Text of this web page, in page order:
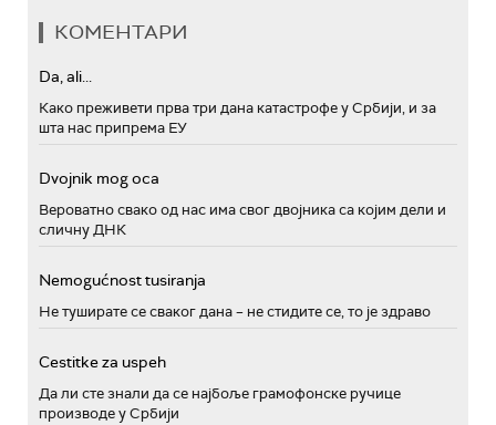
КОМЕНТАРИ
Da, ali...
Како преживети прва три дана катастрофе у Србији, и за
шта нас припрема ЕУ
Dvojnik mog oca
Вероватно свако од нас има свог двојника са којим дели и
сличну ДНК
Nemogućnost tusiranja
Не туширате се сваког дана – не стидите се, то је здраво
Cestitke za uspeh
Да ли сте знали да се најбоље грамофонске ручице
производе у Србији